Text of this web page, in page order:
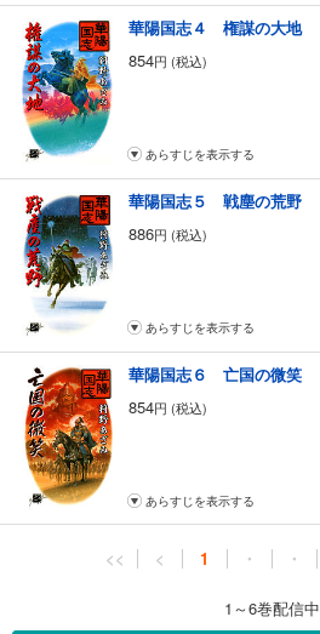
華陽国志４ 権謀の大地
854円 (税込)
あらすじを表示する
華陽国志５ 戦塵の荒野
886円 (税込)
あらすじを表示する
華陽国志６ 亡国の微笑
854円 (税込)
あらすじを表示する
<< < 1 ・ ・
1～6巻配信中